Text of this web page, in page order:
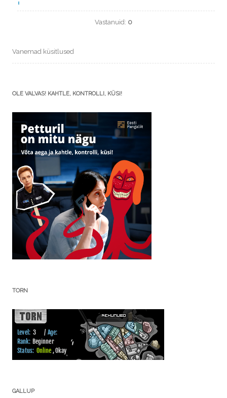
Vastanuid: 0
Vanemad küsitlused
OLE VALVAS! KAHTLE, KONTROLLI, KÜSI!
TORN
GALLUP